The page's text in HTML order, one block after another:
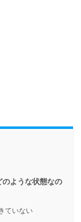
ような状態なの
ていない